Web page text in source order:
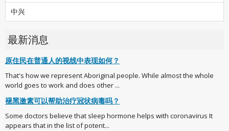
中兴
最新消息
原住民在普通人的视线中表现如何？
That's how we represent Aboriginal people. While almost the whole
world goes to work and does other ...
褪黑激素可以帮助治疗冠状病毒吗？
Some doctors believe that sleep hormone helps with coronavirus It
appears that in the list of potent...